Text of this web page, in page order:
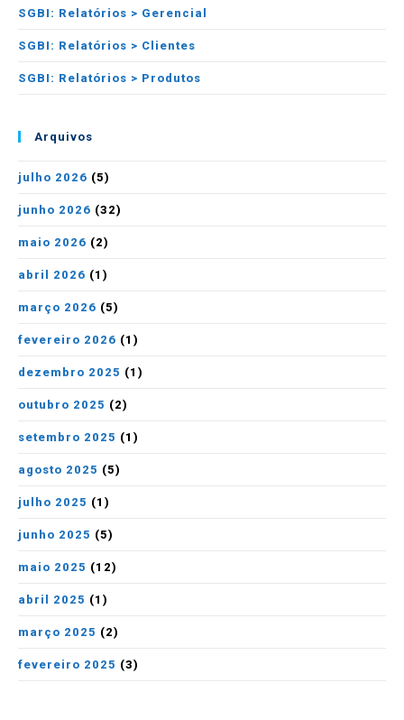
SGBI: Relatórios > Gerencial
SGBI: Relatórios > Clientes
SGBI: Relatórios > Produtos
Arquivos
julho 2026 (5)
junho 2026 (32)
maio 2026 (2)
abril 2026 (1)
março 2026 (5)
fevereiro 2026 (1)
dezembro 2025 (1)
outubro 2025 (2)
setembro 2025 (1)
agosto 2025 (5)
julho 2025 (1)
junho 2025 (5)
maio 2025 (12)
abril 2025 (1)
março 2025 (2)
fevereiro 2025 (3)